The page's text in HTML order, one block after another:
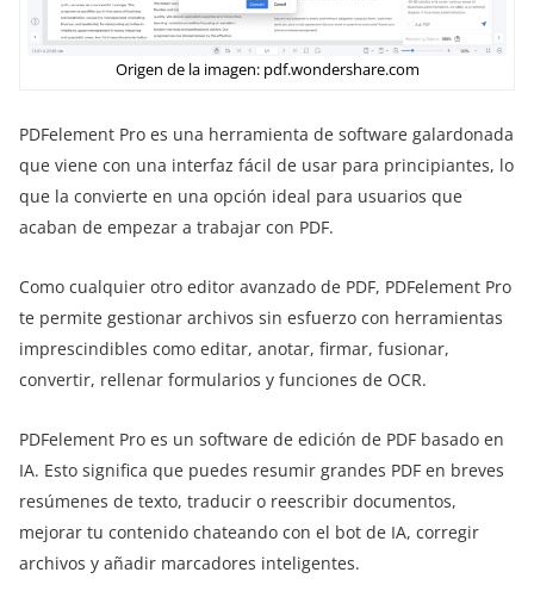
Origen de la imagen: pdf.wondershare.com
PDFelement Pro es una herramienta de software galardonada
que viene con una interfaz fácil de usar para principiantes, lo
que la convierte en una opción ideal para usuarios que
acaban de empezar a trabajar con PDF.
Como cualquier otro editor avanzado de PDF, PDFelement Pro
te permite gestionar archivos sin esfuerzo con herramientas
imprescindibles como editar, anotar, firmar, fusionar,
convertir, rellenar formularios y funciones de OCR.
PDFelement Pro es un software de edición de PDF basado en
IA. Esto significa que puedes resumir grandes PDF en breves
resúmenes de texto, traducir o reescribir documentos,
mejorar tu contenido chateando con el bot de IA, corregir
archivos y añadir marcadores inteligentes.